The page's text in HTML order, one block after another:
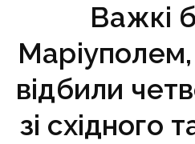
Важкі
відбили
зі східного